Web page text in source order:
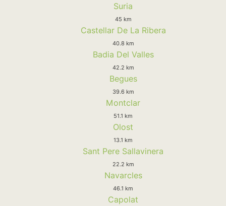
Suria
45 km
Castellar De La Ribera
40.8 km
Badia Del Valles
42.2 km
Begues
39.6 km
Montclar
51.1 km
Olost
13.1 km
Sant Pere Sallavinera
22.2 km
Navarcles
46.1 km
Capolat